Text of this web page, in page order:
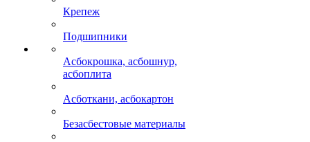
Крепеж
Подшипники
Асбокрошка, асбошнур,
асбоплита
Асботкани, асбокартон
Безасбестовые материалы